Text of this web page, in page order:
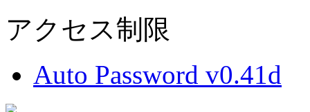
アクセス制限
Auto Password v0.41d